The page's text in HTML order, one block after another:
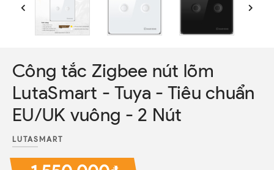
Công tắc Zigbee nút lõm
LutaSmart - Tuya - Tiêu chuẩn
EU/UK vuông - 2 Nút
LUTASMART